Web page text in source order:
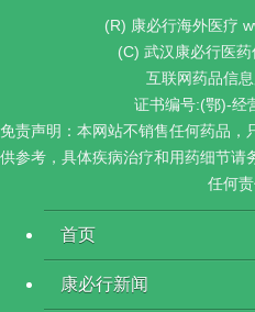
(R) 康必行海外医疗
(C) 武汉康必行医
互联网药品信
证书编号:(鄂)-经
免责声明：本网站不销售任何药品，
供参考，具体疾病治疗和用药细节请
任何责
首页
康必行新闻